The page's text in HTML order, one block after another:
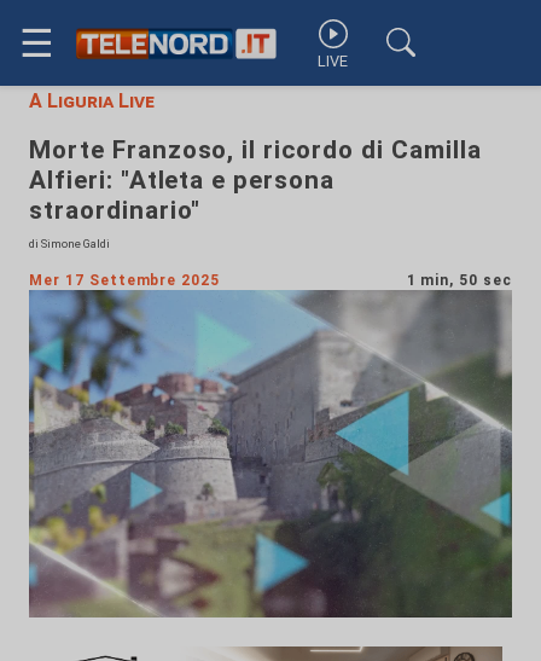
☰ LIVE
A Liguria Live
Morte Franzoso, il ricordo di Camilla
Alfieri: "Atleta e persona
straordinario"
di Simone Galdi
Mer 17 Settembre 2025 1 min, 50 sec